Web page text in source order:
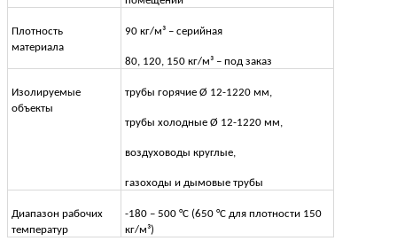
Плотность
материала
90 кг/м³ – серийная
80, 120, 150 кг/м³ – под заказ
Изолируемые
объекты
трубы горячие Ø 12-1220 мм,
трубы холодные Ø 12-1220 мм,
воздуховоды круглые,
газоходы и дымовые трубы
Диапазон рабочих
температур
-180 – 500 °C (650 °C для плотности 150
кг/м³)